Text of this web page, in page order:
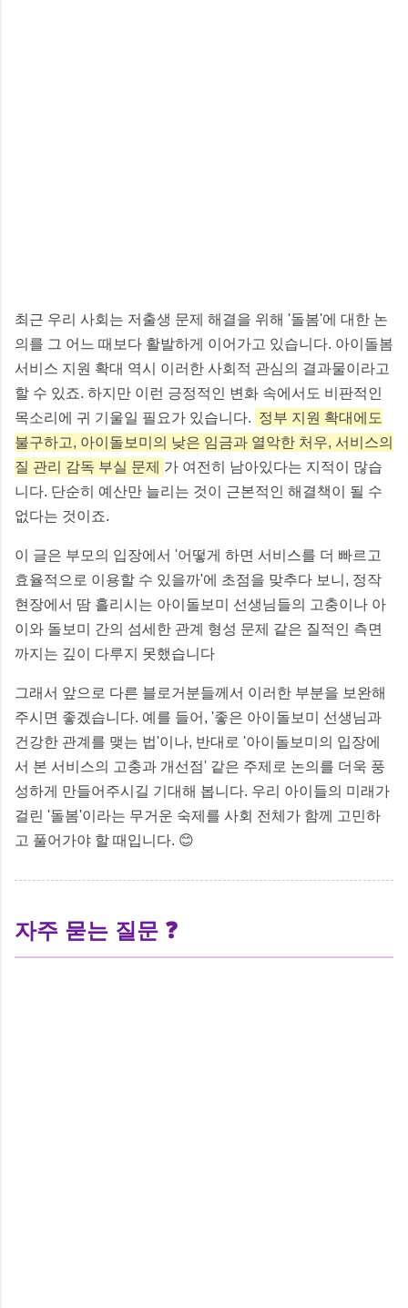
최근 우리 사회는 저출생 문제 해결을 위해 '돌봄'에 대한 논
의를 그 어느 때보다 활발하게 이어가고 있습니다. 아이돌봄
서비스 지원 확대 역시 이러한 사회적 관심의 결과물이라고
할 수 있죠. 하지만 이런 긍정적인 변화 속에서도 비판적인
목소리에 귀 기울일 필요가 있습니다. 정부 지원 확대에도
불구하고, 아이돌보미의 낮은 임금과 열악한 처우, 서비스의
질 관리 감독 부실 문제 가 여전히 남아있다는 지적이 많습
니다. 단순히 예산만 늘리는 것이 근본적인 해결책이 될 수
없다는 것이죠.
이 글은 부모의 입장에서 '어떻게 하면 서비스를 더 빠르고
효율적으로 이용할 수 있을까'에 초점을 맞추다 보니, 정작
현장에서 땀 흘리시는 아이돌보미 선생님들의 고충이나 아
이와 돌보미 간의 섬세한 관계 형성 문제 같은 질적인 측면
까지는 깊이 다루지 못했습니다
그래서 앞으로 다른 블로거분들께서 이러한 부분을 보완해
주시면 좋겠습니다. 예를 들어, '좋은 아이돌보미 선생님과
건강한 관계를 맺는 법'이나, 반대로 '아이돌보미의 입장에
서 본 서비스의 고충과 개선점' 같은 주제로 논의를 더욱 풍
성하게 만들어주시길 기대해 봅니다. 우리 아이들의 미래가
걸린 '돌봄'이라는 무거운 숙제를 사회 전체가 함께 고민하
고 풀어가야 할 때입니다. 😊
자주 묻는 질문 ❓